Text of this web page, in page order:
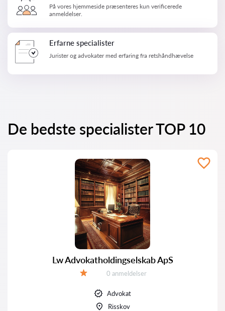
På vores hjemmeside præsenteres kun verificerede
anmeldelser.
Erfarne specialister
Jurister og advokater med erfaring fra retshåndhævelse
De bedste specialister TOP 10
Lw Advokatholdingselskab ApS
Anmeldelser:
0 anmeldelser
Advokat
Risskov